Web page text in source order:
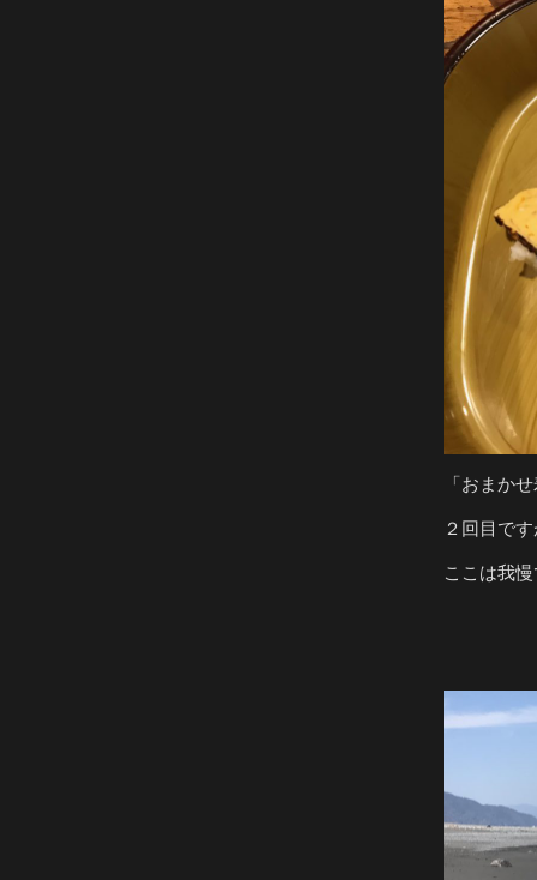
「おまか
２回目で
ここは我